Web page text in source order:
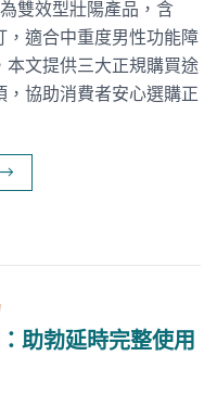
雙效型壯陽產品，含
，適合中重度男性功能障
本文提供三大正規購買途
協助消費者安心選購正
→
助勃延時完整使用